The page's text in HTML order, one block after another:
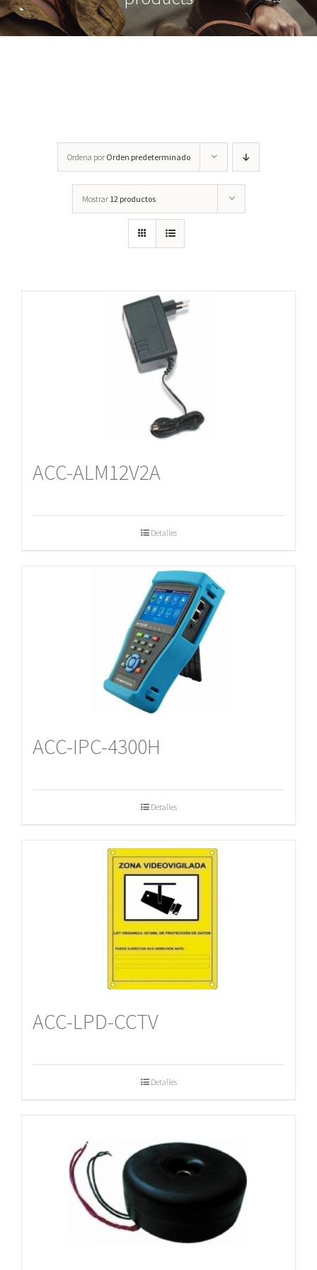
Ordena por Orden predeterminado
Mostrar 12 productos
ACC-ALM12V2A
Detalles
ACC-IPC-4300H
Detalles
ACC-LPD-CCTV
Detalles